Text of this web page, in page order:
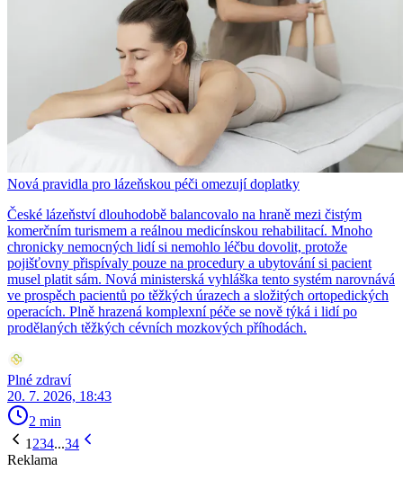
Nová pravidla pro lázeňskou péči omezují doplatky
České lázeňství dlouhodobě balancovalo na hraně mezi čistým
komerčním turismem a reálnou medicínskou rehabilitací. Mnoho
chronicky nemocných lidí si nemohlo léčbu dovolit, protože
pojišťovny přispívaly pouze na procedury a ubytování si pacient
musel platit sám. Nová ministerská vyhláška tento systém narovnává
ve prospěch pacientů po těžkých úrazech a složitých ortopedických
operacích. Plně hrazená komplexní péče se nově týká i lidí po
prodělaných těžkých cévních mozkových příhodách.
Plné zdraví
20. 7. 2026, 18:43
2 min
1 234...34
Reklama